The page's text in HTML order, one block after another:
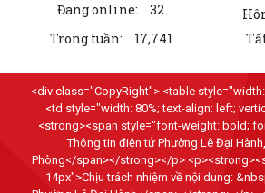
Đang online: 32
Trong tuần:
17,741
<div class="CopyRight"> <table
<td style="width: 80%; text-align: left;
<strong><span style="font-weight: bold;
Thông tin điện tử Phường Lê Đại
Phòng</span></strong></p>
14px">Chịu trách nhiệm về nội dung: